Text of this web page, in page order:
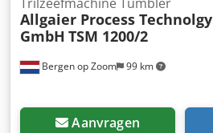
Bergen op Zoom 99 km
Allgaier Process Technolgy
GmbH TSM 1200/2
Aanvragen